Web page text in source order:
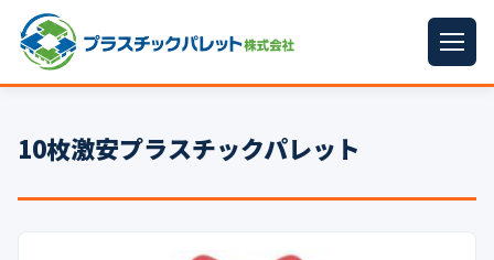
パレットサイズ
プラパレット ▼
10枚激安プラスチックパレット